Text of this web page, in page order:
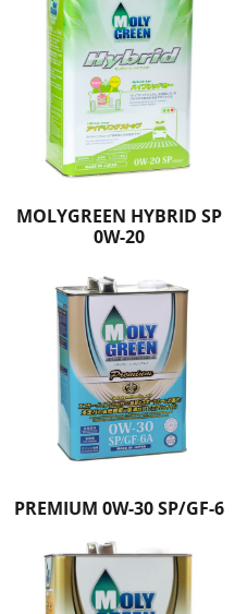
MOLYGREEN HYBRID SP
0W-20
PREMIUM 0W-30 SP/GF-6